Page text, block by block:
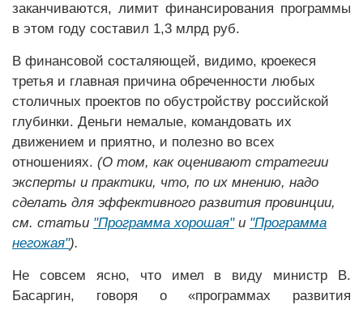
заканчиваются, лимит финансирования программы
в этом году составил 1,3 млрд руб.
В финансовой состаляющей, видимо, кроекеся
третья и главная причина обреченности любых
столичных проектов по обустройству российской
глубинки. Деньги немалые, командовать их
движением и приятно, и полезно во всех
отношениях. (О том, как оценивают стратегии
эксперты и практики, что, по их мнению, надо
сделать для эффективного развития провинции,
см. статьи "Программа хорошая"и "Программа
негожая").
Не совсем ясно, что имел в виду министр В.
Басаргин, говоря о «программах развития